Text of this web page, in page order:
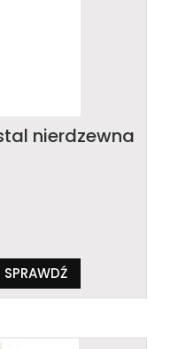
nierdzewna
SPRAWDŹ